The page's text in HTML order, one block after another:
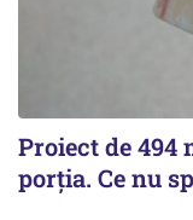
Proiect de 494
porția. Ce nu